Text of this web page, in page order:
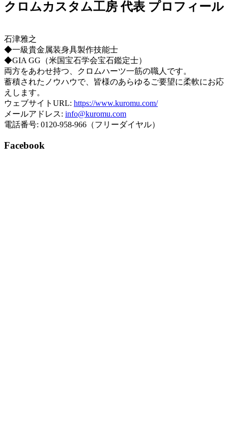
クロムカスタム工房 代表 プロフィール
石津雅之
◆一級貴金属装身具製作技能士
◆GIA GG（米国宝石学会宝石鑑定士）
両方をあわせ持つ、クロムハーツ一筋の職人です。
蓄積されたノウハウで、皆様のあらゆるご要望に柔軟にお応
えします。
ウェブサイトURL: https://www.kuromu.com/
メールアドレス: info@kuromu.com
電話番号: 0120-958-966（フリーダイヤル）
Facebook